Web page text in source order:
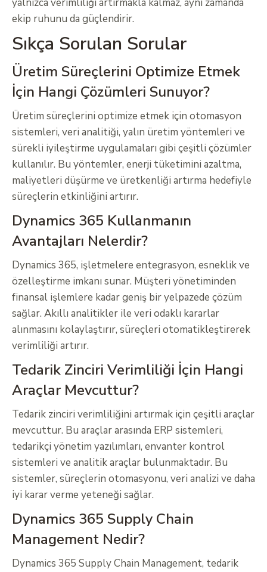
yalnızca verimliliği artırmakla kalmaz, aynı zamanda
ekip ruhunu da güçlendirir.
Sıkça Sorulan Sorular
Üretim Süreçlerini Optimize Etmek
İçin Hangi Çözümleri Sunuyor?
Üretim süreçlerini optimize etmek için otomasyon
sistemleri, veri analitiği, yalın üretim yöntemleri ve
sürekli iyileştirme uygulamaları gibi çeşitli çözümler
kullanılır. Bu yöntemler, enerji tüketimini azaltma,
maliyetleri düşürme ve üretkenliği artırma hedefiyle
süreçlerin etkinliğini artırır.
Dynamics 365 Kullanmanın
Avantajları Nelerdir?
Dynamics 365, işletmelere entegrasyon, esneklik ve
özelleştirme imkanı sunar. Müşteri yönetiminden
finansal işlemlere kadar geniş bir yelpazede çözüm
sağlar. Akıllı analitikler ile veri odaklı kararlar
alınmasını kolaylaştırır, süreçleri otomatikleştirerek
verimliliği artırır.
Tedarik Zinciri Verimliliği İçin Hangi
Araçlar Mevcuttur?
Tedarik zinciri verimliliğini artırmak için çeşitli araçlar
mevcuttur. Bu araçlar arasında ERP sistemleri,
tedarikçi yönetim yazılımları, envanter kontrol
sistemleri ve analitik araçlar bulunmaktadır. Bu
sistemler, süreçlerin otomasyonu, veri analizi ve daha
iyi karar verme yeteneği sağlar.
Dynamics 365 Supply Chain
Management Nedir?
Dynamics 365 Supply Chain Management, tedarik